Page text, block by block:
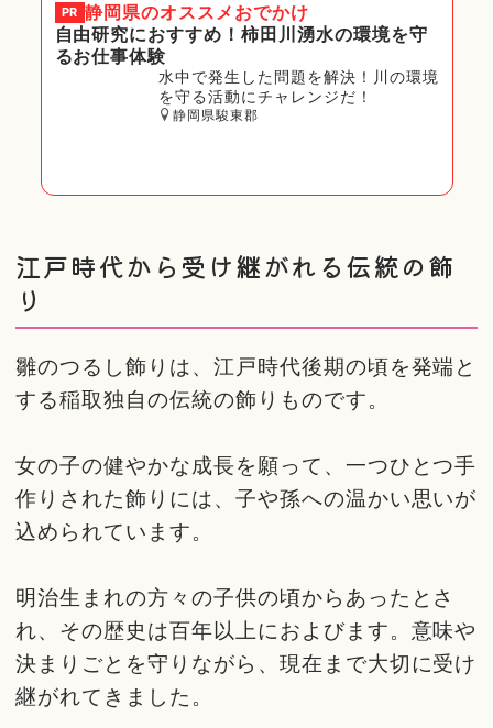
PR 静岡県のオススメおでかけ
自由研究におすすめ！柿田川湧水の環境を守
るお仕事体験
水中で発生した問題を解決！川の環境
を守る活動にチャレンジだ！
静岡県駿東郡
江戸時代から受け継がれる伝統の飾
り
雛のつるし飾りは、江戸時代後期の頃を発端と
する稲取独自の伝統の飾りものです。
女の子の健やかな成長を願って、一つひとつ手
作りされた飾りには、子や孫への温かい思いが
込められています。
明治生まれの方々の子供の頃からあったとさ
れ、その歴史は百年以上におよびます。意味や
決まりごとを守りながら、現在まで大切に受け
継がれてきました。